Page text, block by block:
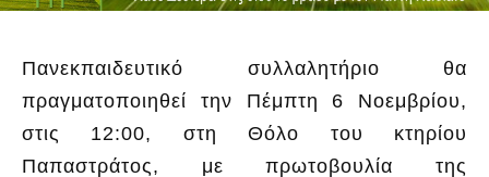
Πανεκπαιδευτικό συλλαλητήριο θα
πραγματοποιηθεί την Πέμπτη 6 Νοεμβρίου,
στις 12:00, στη Θόλο του κτηρίου
Παπαστράτος, με πρωτοβουλία της